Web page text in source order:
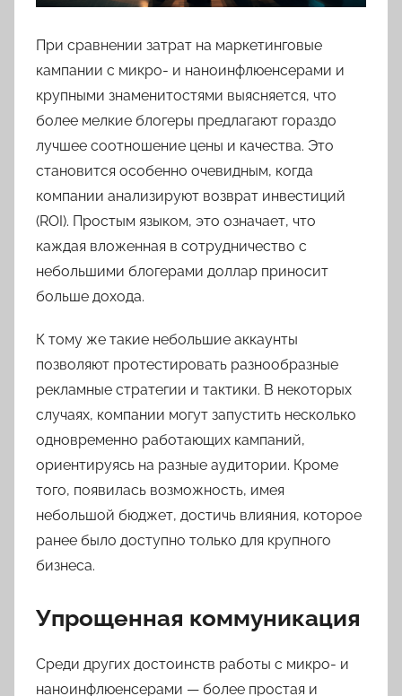
При сравнении затрат на маркетинговые
кампании с микро- и наноинфлюенсерами и
крупными знаменитостями выясняется, что
более мелкие блогеры предлагают гораздо
лучшее соотношение цены и качества. Это
становится особенно очевидным, когда
компании анализируют возврат инвестиций
(ROI). Простым языком, это означает, что
каждая вложенная в сотрудничество с
небольшими блогерами доллар приносит
больше дохода.
К тому же такие небольшие аккаунты
позволяют протестировать разнообразные
рекламные стратегии и тактики. В некоторых
случаях, компании могут запустить несколько
одновременно работающих кампаний,
ориентируясь на разные аудитории. Кроме
того, появилась возможность, имея
небольшой бюджет, достичь влияния, которое
ранее было доступно только для крупного
бизнеса.
Упрощенная коммуникация
Среди других достоинств работы с микро- и
наноинфлюенсерами — более простая и